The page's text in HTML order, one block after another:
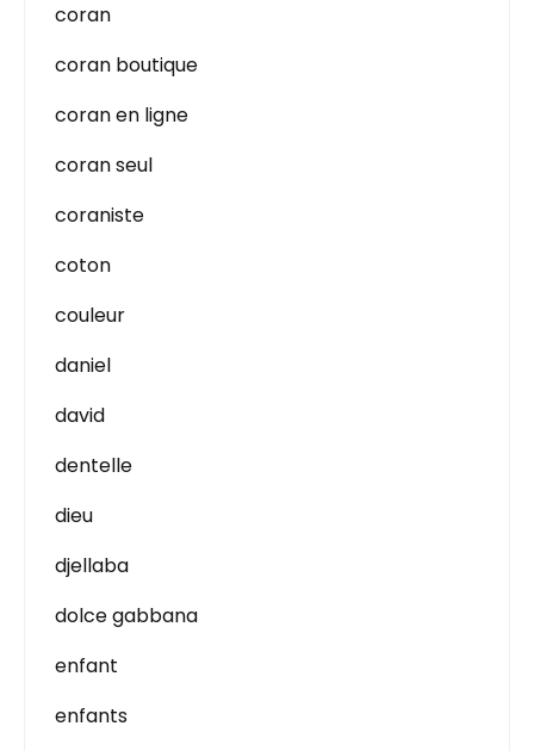
coran
coran boutique
coran en ligne
coran seul
coraniste
coton
couleur
daniel
david
dentelle
dieu
djellaba
dolce gabbana
enfant
enfants